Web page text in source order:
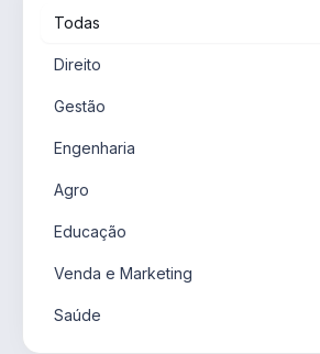
Todas
Direito
Gestão
Engenharia
Agro
Educação
Venda e Marketing
Saúde